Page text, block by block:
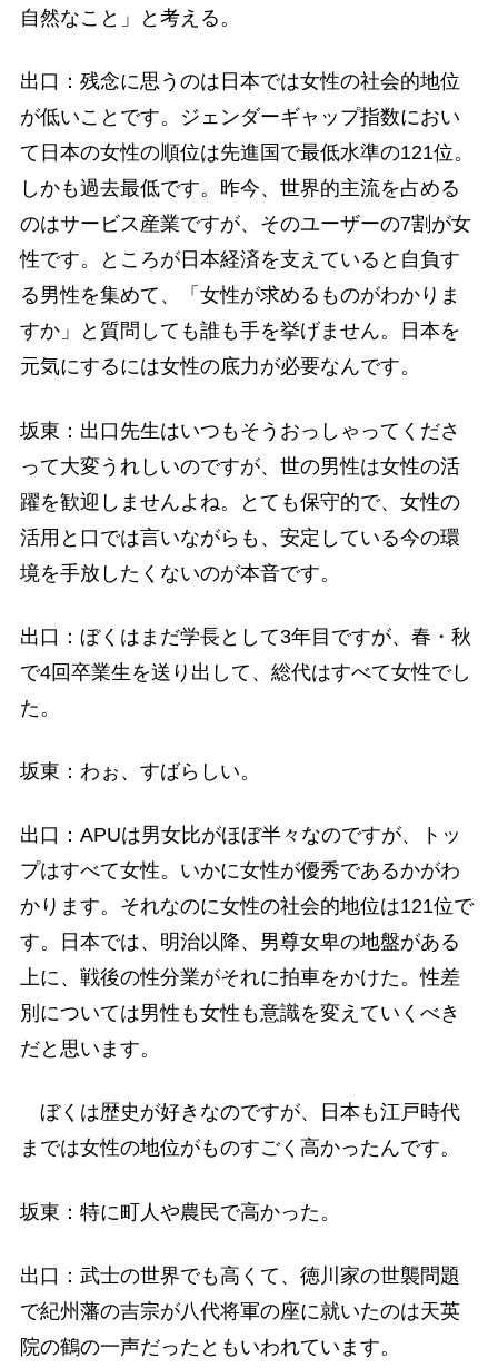
自然なこと」と考える。
出口：残念に思うのは日本では女性の社会的地位
が低いことです。ジェンダーギャップ指数におい
て日本の女性の順位は先進国で最低水準の121位。
しかも過去最低です。昨今、世界的主流を占める
のはサービス産業ですが、そのユーザーの7割が女
性です。ところが日本経済を支えていると自負す
る男性を集めて、「女性が求めるものがわかりま
すか」と質問しても誰も手を挙げません。日本を
元気にするには女性の底力が必要なんです。
坂東：出口先生はいつもそうおっしゃってくださ
って大変うれしいのですが、世の男性は女性の活
躍を歓迎しませんよね。とても保守的で、女性の
活用と口では言いながらも、安定している今の環
境を手放したくないのが本音です。
出口：ぼくはまだ学長として3年目ですが、春・秋
で4回卒業生を送り出して、総代はすべて女性でし
た。
坂東：わぉ、すばらしい。
出口：APUは男女比がほぼ半々なのですが、トッ
プはすべて女性。いかに女性が優秀であるかがわ
かります。それなのに女性の社会的地位は121位で
す。日本では、明治以降、男尊女卑の地盤がある
上に、戦後の性分業がそれに拍車をかけた。性差
別については男性も女性も意識を変えていくべき
だと思います。
ぼくは歴史が好きなのですが、日本も江戸時代
までは女性の地位がものすごく高かったんです。
坂東：特に町人や農民で高かった。
出口：武士の世界でも高くて、徳川家の世襲問題
で紀州藩の吉宗が八代将軍の座に就いたのは天英
院の鶴の一声だったともいわれています。